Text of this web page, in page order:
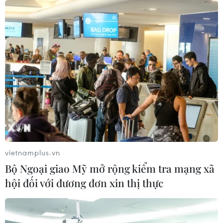
trưởng Eurozone
05/08/2026 22:59
Tổng thống Nga thay đổi vị
trí các chỉ huy tại mặt trận Ukraine
05/08/2026 15:26
Đâm dao ở trung tâm London, một
nữ nghi phạm bị bắt giữ
05/08/2026 15:07
Nhiều chuyến bay tại Đức chuyển
hướng do vật thể bay gần đường
vietnamplus.vn
Bộ Ngoại giao Mỹ mở rộng kiểm tra mạng xã
hội đối với đương đơn xin thị thực